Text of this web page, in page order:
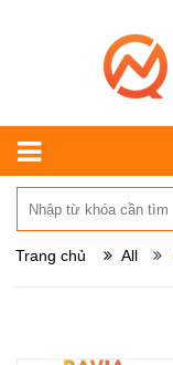
Trang chủ All